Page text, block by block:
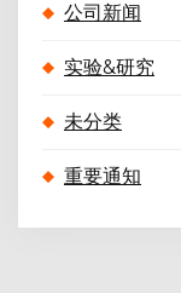
公司新闻
实验&研究
未分类
重要通知